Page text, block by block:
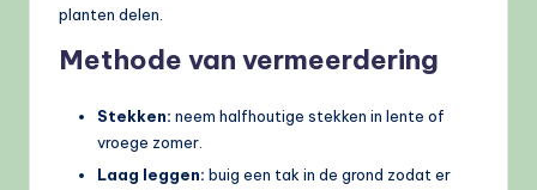
planten delen.
Methode van vermeerdering
Stekken: neem halfhoutige stekken in lente of
vroege zomer.
Laag leggen: buig een tak in de grond zodat er